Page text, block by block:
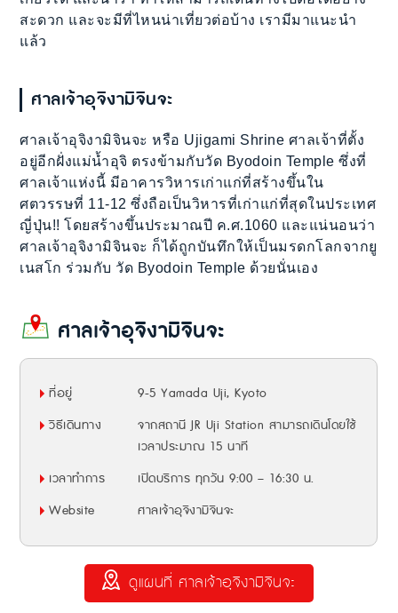
สะดวก และจะมีที่ไหนน่าเที่ยวต่อบ้าง เรามีมาแนะนำ
แล้ว
ศาลเจ้าอุจิงามิจินจะ
ศาลเจ้าอุจิงามิจินจะ หรือ Ujigami Shrine ศาลเจ้าที่ตั้ง
อยู่อีกฝั่งแม่น้ำอุจิ ตรงข้ามกับวัด Byodoin Temple ซึ่งที่
ศาลเจ้าแห่งนี้ มีอาคารวิหารเก่าแก่ที่สร้างขึ้นใน
ศตวรรษที่ 11-12 ซึ่งถือเป็นวิหารที่เก่าแก่ที่สุดในประเทศ
ญี่ปุ่น!! โดยสร้างขึ้นประมาณปี ค.ศ.1060 และแน่นอนว่า
ศาลเจ้าอุจิงามิจินจะ ก็ได้ถูกบันทึกให้เป็นมรดกโลกจากยู
เนสโก ร่วมกับ วัด Byodoin Temple ด้วยนั่นเอง
ศาลเจ้าอุจิงามิจินจะ
ที่อยู่ 9-5 Yamada Uji, Kyoto
วิธีเดินทาง
จากสถานี JR Uji Station สามารถเดินโดยใช้
เวลาประมาณ 15 นาที
เวลาทำการ
เปิดบริการ ทุกวัน 9:00 – 16:30 น.
Website
ศาลเจ้าอุจิงามิจินจะ
ดูแผนที่ ศาลเจ้าอุจิงามิจินจะ